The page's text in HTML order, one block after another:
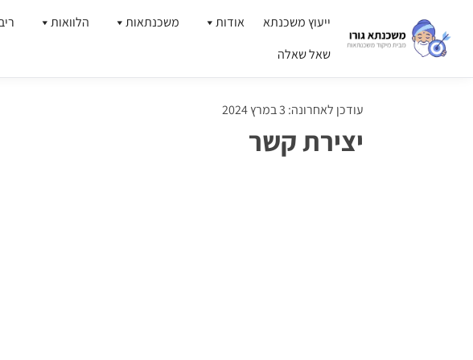
ייעוץ משכנתא אודות משכנתאות הלוואות
שאל שאלה
עודכן לאחרונה: 3 במרץ 2024
יצירת קשר